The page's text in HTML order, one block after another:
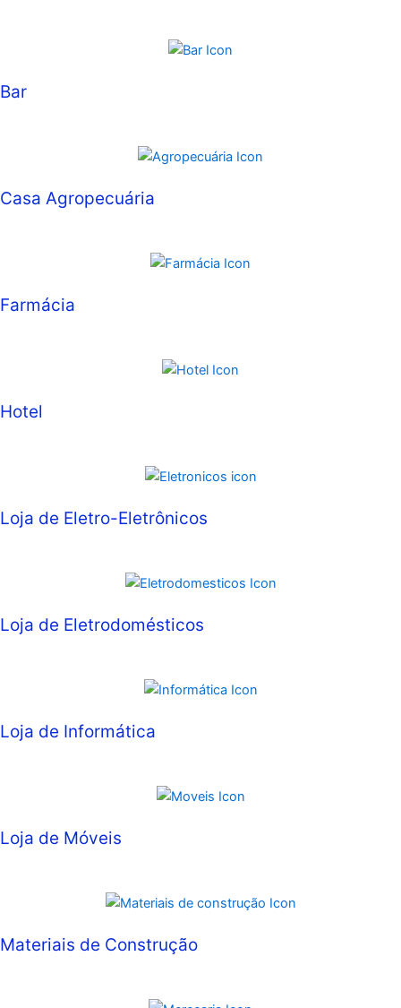
Bar
Casa Agropecuária
Farmácia
Hotel
Loja de Eletro-Eletrônicos
Loja de Eletrodomésticos
Loja de Informática
Loja de Móveis
Materiais de Construção